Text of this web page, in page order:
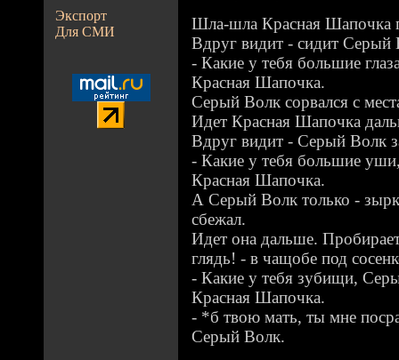
Экспорт
Для СМИ
Шла-шла Красная Шапочка
Вдруг видит - сидит Серый
- Какие у тебя большие
Красная Шапочка.
Серый Волк сорвался с
Идет Красная Шапочка
Вдруг видит - Серый Волк
- Какие у тебя большие
Красная Шапочка.
А Серый Волк только -
сбежал.
Идет она дальше.
глядь! - в чащобе под
- Какие у тебя зубищи,
Красная Шапочка.
- *б твою мать, ты мне
Серый Волк.